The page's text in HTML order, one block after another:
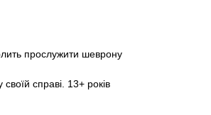
прослужити шеврону
справі. 13+ років